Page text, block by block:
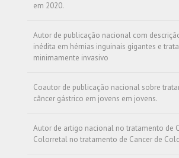
em 2020.
Autor de publicação nacional com
inédita em hérnias inguinais gigantes e
minimamente invasivo
Coautor de publicação nacional sobre
câncer gástrico em jovens em jovens.
Autor de artigo nacional no tratamento de
Colorretal no tratamento de Cancer de